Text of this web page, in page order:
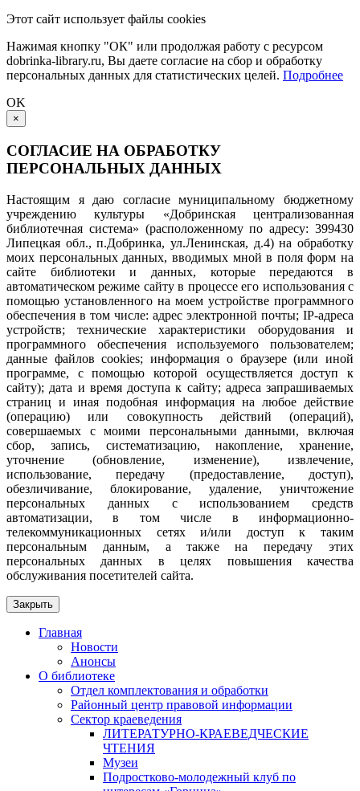
Этот сайт использует файлы cookies
Нажимая кнопку "ОК" или продолжая работу с ресурсом
dobrinka-library.ru, Вы даете согласие на сбор и обработку
персональных данных для статистических целей. Подробнее
OK
×
СОГЛАСИЕ НА ОБРАБОТКУ
ПЕРСОНАЛЬНЫХ ДАННЫХ
Настоящим я даю согласие муниципальному бюджетному
учреждению культуры «Добринская централизованная
библиотечная система» (расположенному по адресу: 399430
Липецкая обл., п.Добринка, ул.Ленинская, д.4) на обработку
моих персональных данных, вводимых мной в поля форм на
сайте библиотеки и данных, которые передаются в
автоматическом режиме сайту в процессе его использования с
помощью установленного на моем устройстве программного
обеспечения в том числе: адрес электронной почты; IP-адреса
устройств; технические характеристики оборудования и
программного обеспечения используемого пользователем;
данные файлов cookies; информация о браузере (или иной
программе, с помощью которой осуществляется доступ к
сайту); дата и время доступа к сайту; адреса запрашиваемых
страниц и иная подобная информация на любое действие
(операцию) или совокупность действий (операций),
совершаемых с моими персональными данными, включая
сбор, запись, систематизацию, накопление, хранение,
уточнение (обновление, изменение), извлечение,
использование, передачу (предоставление, доступ),
обезличивание, блокирование, удаление, уничтожение
персональных данных с использованием средств
автоматизации, в том числе в информационно-
телекоммуникационных сетях и/или доступ к таким
персональным данным, а также на передачу этих
персональных данных в целях повышения качества
обслуживания посетителей сайта.
Закрыть
Главная
Новости
Анонсы
О библиотеке
Отдел комплектования и обработки
Районный центр правовой информации
Сектор краеведения
ЛИТЕРАТУРНО-КРАЕВЕДЧЕСКИЕ
ЧТЕНИЯ
Музеи
Подростково-молодежный клуб по